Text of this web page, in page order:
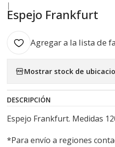
|
Espejo Frankfurt
Agregar a la lista de
Mostrar stock de
DESCRIPCIÓN
Espejo Frankfurt. Medidas
*Para envío a regiones